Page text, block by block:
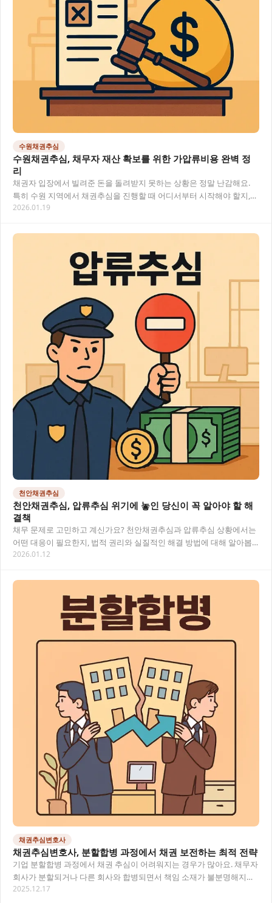
수원채권추심
수원채권추심, 채무자 재산 확보를 위한 가압류비용 완벽 정
리
채권자 입장에서 빌려준 돈을 돌려받지 못하는 상황은 정말 난감해요.
특히 수원 지역에서 채권추심을 진행할 때 어디서부터 시작해야 할지,
가압류비용은 얼마나 드는지 궁금한 점이 많으…
2026.01.19
천안채권추심
천안채권추심, 압류추심 위기에 놓인 당신이 꼭 알아야 할 해
결책
채무 문제로 고민하고 계신가요? 천안채권추심과 압류추심 상황에서는
어떤 대응이 필요한지, 법적 권리와 실질적인 해결 방법에 대해 알아봅
니다. 전문가의 시선에서 바라본 채권추심 대응…
2026.01.12
채권추심변호사
채권추심변호사, 분할합병 과정에서 채권 보전하는 최적 전략
기업 분할합병 과정에서 채권 추심이 어려워지는 경우가 많아요. 채무자
회사가 분할되거나 다른 회사와 합병되면서 책임 소재가 불분명해지고,
채권자로서는 어디에 권리를 주장해야 할지…
2025.12.17